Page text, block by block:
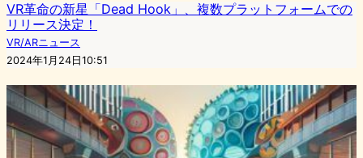
VR革命の新星「Dead Hook」、複数プラットフォームでの
リリース決定！
VR/ARニュース
2024年1月24日10:51